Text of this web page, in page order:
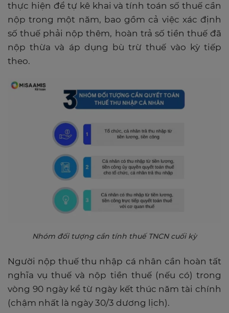
thực hiện để tự kê khai và tính toán số thuế cần
nộp trong một năm, bao gồm cả việc xác định
số thuế phải nộp thêm, hoàn trả số tiền thuế đã
nộp thừa và áp dụng bù trừ thuế vào kỳ tiếp
theo.
Nhóm đối tượng cần tính thuế TNCN cuối kỳ
Người nộp thuế thu nhập cá nhân cần hoàn tất
nghĩa vụ thuế và nộp tiền thuế (nếu có) trong
vòng 90 ngày kể từ ngày kết thúc năm tài chính
(chậm nhất là ngày 30/3 dương lịch).